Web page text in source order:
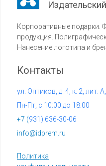
Корпоративные подарки.
продукция.
Нанесение логотипа и
info@idprem.ru
Контакты
Политика
+7 (931) 636-30-06
ул. Оптиков, д. 4, к. 2, лит.
Пн-Пт, с 10:00 до 18:00